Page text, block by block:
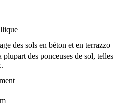
des sols en béton et en terrazzo
des ponceuses de sol, telles